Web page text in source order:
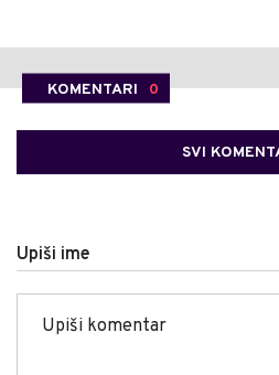
KOMENTARI 0
SVI
Upiši ime